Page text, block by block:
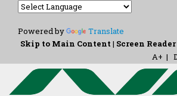
Powered by
Translate
Skip to Main Content | Screen
A+ |